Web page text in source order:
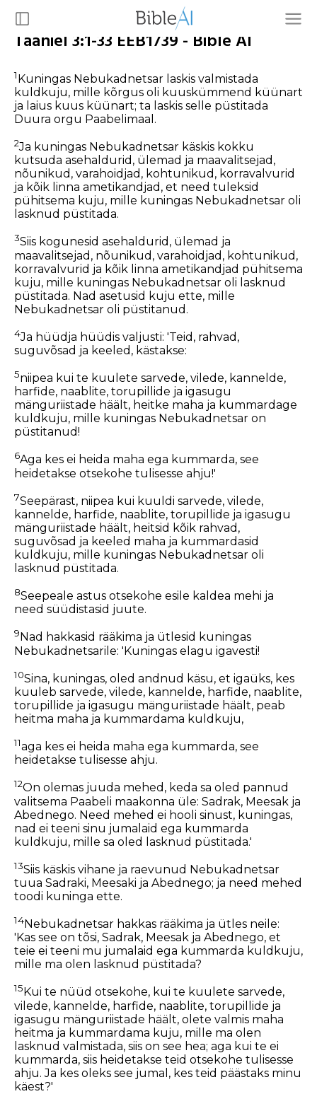
Taaniel 3:1-33 EEB1739 - Bible AI
1Kuningas Nebukadnetsar laskis valmistada
kuldkuju, mille kõrgus oli kuuskümmend küünart
ja laius kuus küünart; ta laskis selle püstitada
Duura orgu Paabelimaal.
2Ja kuningas Nebukadnetsar käskis kokku
kutsuda asehaldurid, ülemad ja maavalitsejad,
nõunikud, varahoidjad, kohtunikud, korravalvurid
ja kõik linna ametikandjad, et need tuleksid
pühitsema kuju, mille kuningas Nebukadnetsar oli
lasknud püstitada.
3Siis kogunesid asehaldurid, ülemad ja
maavalitsejad, nõunikud, varahoidjad, kohtunikud,
korravalvurid ja kõik linna ametikandjad pühitsema
kuju, mille kuningas Nebukadnetsar oli lasknud
püstitada. Nad asetusid kuju ette, mille
Nebukadnetsar oli püstitanud.
4Ja hüüdja hüüdis valjusti: 'Teid, rahvad,
suguvõsad ja keeled, kästakse:
5niipea kui te kuulete sarvede, vilede, kannelde,
harfide, naablite, torupillide ja igasugu
mänguriistade häält, heitke maha ja kummardage
kuldkuju, mille kuningas Nebukadnetsar on
püstitanud!
6Aga kes ei heida maha ega kummarda, see
heidetakse otsekohe tulisesse ahju!'
7Seepärast, niipea kui kuuldi sarvede, vilede,
kannelde, harfide, naablite, torupillide ja igasugu
mänguriistade häält, heitsid kõik rahvad,
suguvõsad ja keeled maha ja kummardasid
kuldkuju, mille kuningas Nebukadnetsar oli
lasknud püstitada.
8Seepeale astus otsekohe esile kaldea mehi ja
need süüdistasid juute.
9 Nad hakkasid rääkima ja ütlesid kuningas
Nebukadnetsarile: 'Kuningas elagu igavesti!
10Sina, kuningas, oled andnud käsu, et igaüks, kes
kuuleb sarvede, vilede, kannelde, harfide, naablite,
torupillide ja igasugu mänguriistade häält, peab
heitma maha ja kummardama kuldkuju,
11aga kes ei heida maha ega kummarda, see
heidetakse tulisesse ahju.
12On olemas juuda mehed, keda sa oled pannud
valitsema Paabeli maakonna üle: Sadrak, Meesak ja
Abednego. Need mehed ei hooli sinust, kuningas,
nad ei teeni sinu jumalaid ega kummarda
kuldkuju, mille sa oled lasknud püstitada.'
13Siis käskis vihane ja raevunud Nebukadnetsar
tuua Sadraki, Meesaki ja Abednego; ja need mehed
toodi kuninga ette.
14Nebukadnetsar hakkas rääkima ja ütles neile:
'Kas see on tõsi, Sadrak, Meesak ja Abednego, et
teie ei teeni mu jumalaid ega kummarda kuldkuju,
mille ma olen lasknud püstitada?
15 Kui te nüüd otsekohe, kui te kuulete sarvede,
vilede, kannelde, harfide, naablite, torupillide ja
igasugu mänguriistade häält, olete valmis maha
heitma ja kummardama kuju, mille ma olen
lasknud valmistada, siis on see hea; aga kui te ei
kummarda, siis heidetakse teid otsekohe tulisesse
ahju. Ja kes oleks see jumal, kes teid päästaks minu
käest?'